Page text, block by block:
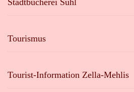
Tourismus
Tourist-Information Zella-Mehlis